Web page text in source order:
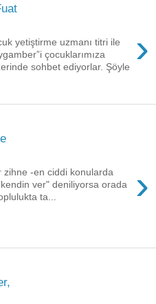
›
yetiştirme uzmanı titri ile
çocuklarımıza
sohbet ediyorlar. Şöyle
›
zihne -en ciddi konularda
kendin ver" deniliyorsa orada
ta...